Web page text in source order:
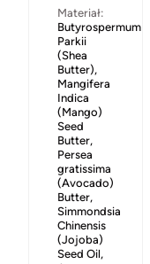
Materiał:
Butyrospermum
Parkii
(Shea
Butter),
Mangifera
Indica
(Mango)
Seed
Butter,
Persea
gratissima
(Avocado)
Butter,
Simmondsia
Chinensis
(Jojoba)
Seed Oil,